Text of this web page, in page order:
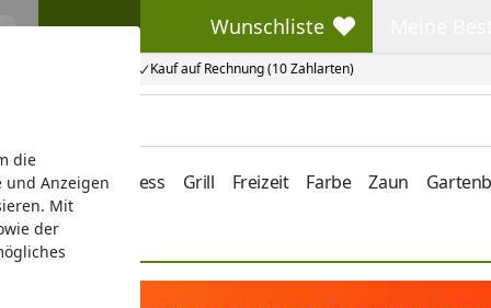
die
und Anzeigen
Mit
der
Kauf auf Rechnung (10 Zahlarten)
Wunschliste
Wunschliste
Vordach Wellness Grill Freizeit Farbe Zaun